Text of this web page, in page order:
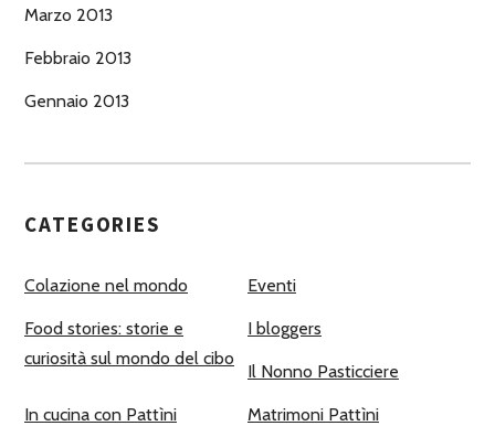
Marzo 2013
Febbraio 2013
Gennaio 2013
CATEGORIES
Colazione nel mondo Eventi
Food stories: storie e
curiosità sul mondo del cibo
I bloggers
Il Nonno Pasticciere
In cucina con Pattìni Matrimoni Pattìni